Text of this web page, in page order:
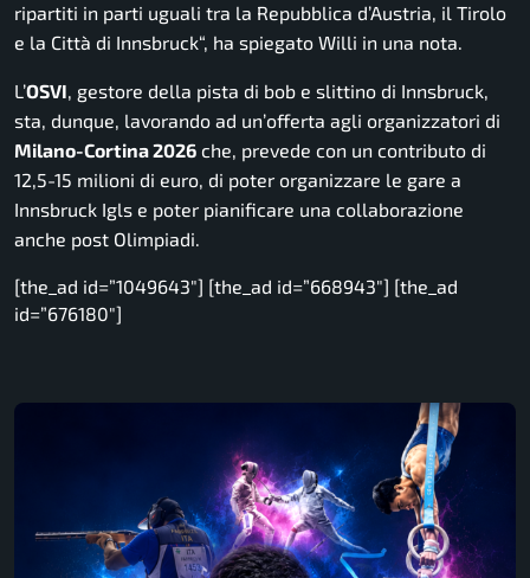
ripartiti in parti uguali tra la Repubblica d’Austria, il Tirolo
e la Città di Innsbruck“, ha spiegato Willi in una nota.
L’OSVI, gestore della pista di bob e slittino di Innsbruck,
sta, dunque, lavorando ad un’offerta agli organizzatori di
Milano-Cortina 2026 che, prevede con un contributo di
12,5-15 milioni di euro, di poter organizzare le gare a
Innsbruck Igls e poter pianificare una collaborazione
anche post Olimpiadi.
[the_ad id=”1049643″] [the_ad id=”668943″] [the_ad
id=”676180″]